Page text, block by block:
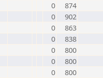
0
874
0
902
0
863
0
838
0
800
0
800
0
800